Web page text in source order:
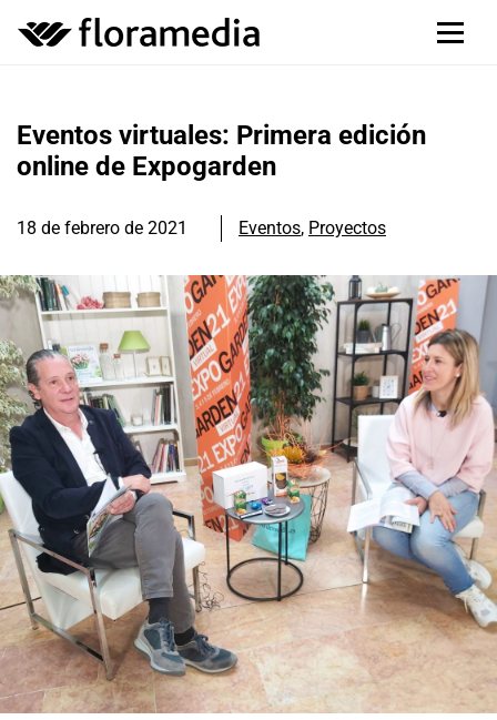
Eventos virtuales: Primera edición
online de Expogarden
18 de febrero de 2021 Eventos, Proyectos